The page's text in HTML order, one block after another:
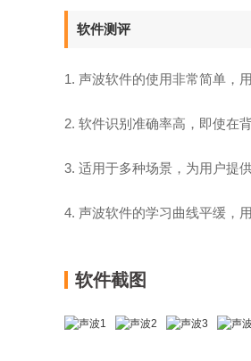
软件测评
1. 声波软件的使用非常简单，
2. 软件识别准确率高，即使在
3. 适用于多种场景，为用户提
4. 声波软件的学习曲线平缓，
软件截图